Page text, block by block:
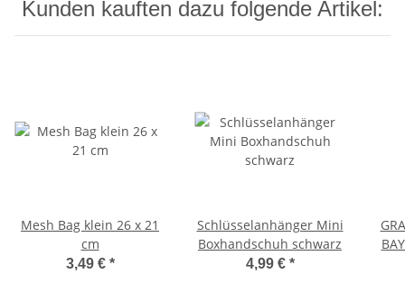
Kunden kauften dazu folgende Artikel:
Mesh Bag klein 26 x 21
cm
3,49 € *
Schlüsselanhänger Mini
Boxhandschuh schwarz
4,99 € *